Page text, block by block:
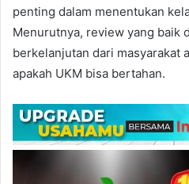
penting dalam menentukan
Menurutnya, review yang baik
berkelanjutan dari masyarakat
apakah UKM bisa bertahan.